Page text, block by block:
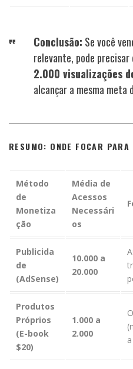
Conclusão: Se você
relevante, pode precisar
2.000 visualizações
alcançar a mesma meta
RESUMO: ONDE FOCAR
Método
de
Monetiza
ção
Média de
Acessos
Necessári
os
Publicida
de
(AdSense)
10.000 a
20.000
Produtos
Próprios
(E-book
$20)
1.000 a
2.000